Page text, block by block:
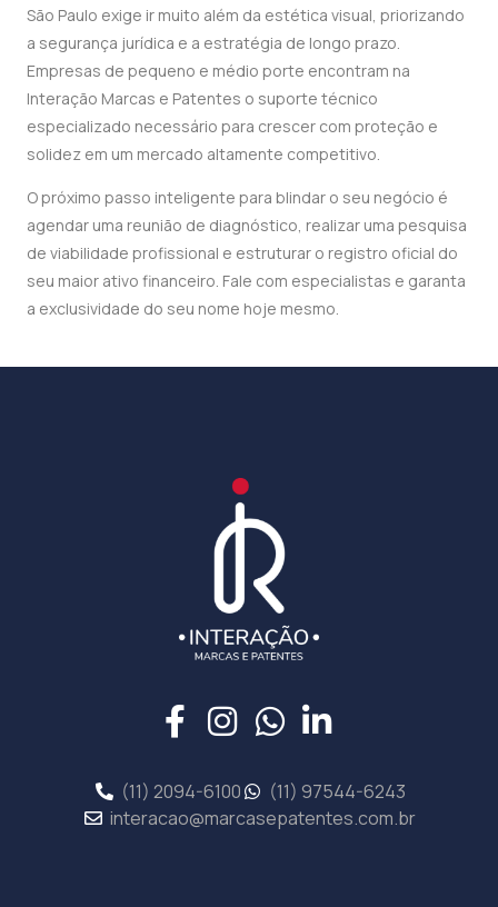
São Paulo exige ir muito além da estética visual, priorizando
a segurança jurídica e a estratégia de longo prazo.
Empresas de pequeno e médio porte encontram na
Interação Marcas e Patentes o suporte técnico
especializado necessário para crescer com proteção e
solidez em um mercado altamente competitivo.
O próximo passo inteligente para blindar o seu negócio é
agendar uma reunião de diagnóstico, realizar uma pesquisa
de viabilidade profissional e estruturar o registro oficial do
seu maior ativo financeiro. Fale com especialistas e garanta
a exclusividade do seu nome hoje mesmo.
(11) 2094-6100
(11) 97544-6243
interacao@marcasepatentes.com.br